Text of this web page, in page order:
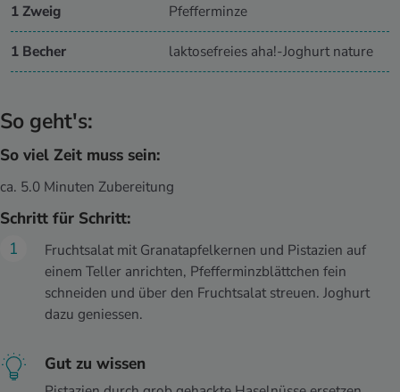
1 Zweig Pfefferminze
1 Becher laktosefreies aha!-Joghurt nature
So geht's:
So viel Zeit muss sein:
ca. 5.0 Minuten Zubereitung
Schritt für Schritt:
Fruchtsalat mit Granatapfelkernen und Pistazien auf
einem Teller anrichten, Pfefferminzblättchen fein
schneiden und über den Fruchtsalat streuen. Joghurt
dazu geniessen.
Gut zu wissen